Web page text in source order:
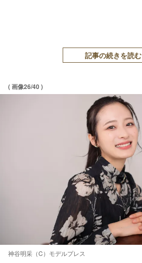
記事の続きを読む
( 画像26/40 )
神谷明采（C）モデルプレス